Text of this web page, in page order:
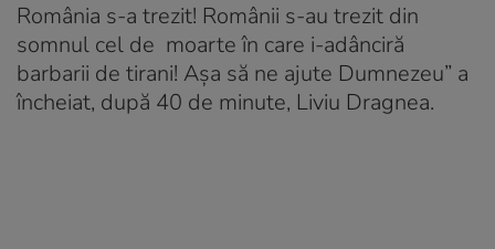
România s-a trezit! Românii s-au trezit din
somnul cel de moarte în care i-adânciră
barbarii de tirani! Așa să ne ajute Dumnezeu” a
încheiat, după 40 de minute, Liviu Dragnea.